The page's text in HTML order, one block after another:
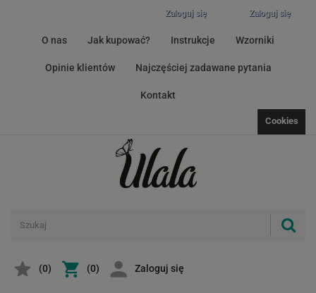
Zaloguj się
Zaloguj się
O nas Jak kupować? Instrukcje Wzorniki
Opinie klientów Najczęściej zadawane pytania
Kontakt
Cookies
(0) (0) Zaloguj się